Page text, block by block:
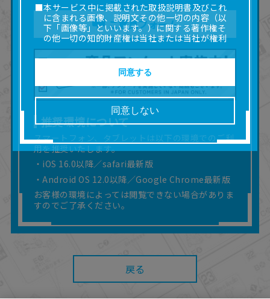
ご意見フォーム
推奨環境について
スマートフォン、タブレットは以下の環境でのご利
用を推奨いたします。
・iOS 16.0以降／safari最新版
・Android OS 12.0以降／Google Chrome最新版
お客様の環境によっては閲覧できない場合がありま
すのでご了承ください。
戻る
■本サービス中に掲載された取扱説明書及びこれ
に含まれる画像、説明文その他一切の内容（以
下「画像等」といいます。）に関する著作権そ
の他一切の知的財産権は当社または当社が権利
の許諾を受ける第三者に帰属します。
使用（本サービス内の意見投稿の目的での画像
等の利用を含みます。）を超えて使用（複製、
複写、改変、掲示、頒布、配信、販売、出版等
を含むがこれに限りません。）することは禁止
いたします。
■掲載している取扱説明書は、お客様が購入され
た商品に同梱されたものと異なる場合がありま
す。
■対象商品仕様の変更などにより、取扱説明書の
内容は予告なく変更される場合があります。
■当社は、取扱説明書の正確性確保に努めており
ますが、取扱説明書の完全性を保証するもので
はありません。
■お客様のご利用環境によっては、本サービスを
ご利用いただけない場合があります。
かったことにより利用者に何らかの損害が生じ
たとしても、当社は何らの責任を負いません。
また、本サイトを利用したことによって、利用
同意しない
同意する